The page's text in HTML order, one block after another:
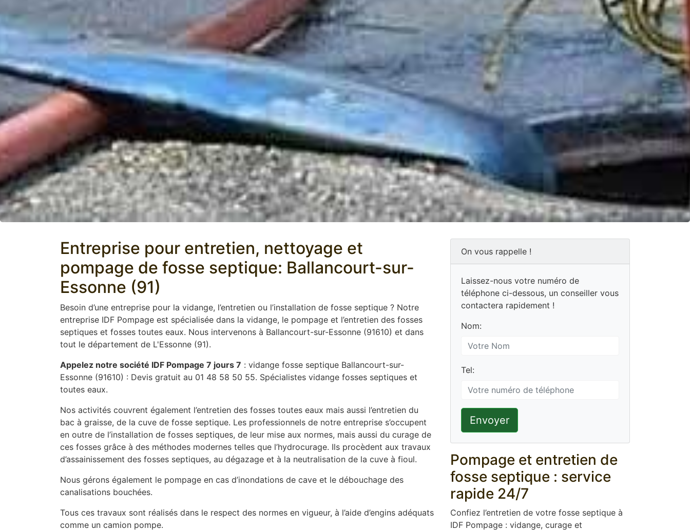
Entreprise pour entretien, nettoyage et
pompage de fosse septique: Ballancourt-sur-
Essonne (91)
Besoin d’une entreprise pour la vidange, l’entretien ou l’installation de fosse septique ? Notre
entreprise IDF Pompage est spécialisée dans la vidange, le pompage et l’entretien des fosses
septiques et fosses toutes eaux. Nous intervenons à Ballancourt-sur-Essonne (91610) et dans
tout le département de L'Essonne (91).
Appelez notre société IDF Pompage 7 jours 7 : vidange fosse septique Ballancourt-sur-
Essonne (91610) : Devis gratuit au 01 48 58 50 55. Spécialistes vidange fosses septiques et
toutes eaux.
Nos activités couvrent également l’entretien des fosses toutes eaux mais aussi l’entretien du
bac à graisse, de la cuve de fosse septique. Les professionnels de notre entreprise s’occupent
en outre de l’installation de fosses septiques, de leur mise aux normes, mais aussi du curage de
ces fosses grâce à des méthodes modernes telles que l’hydrocurage. Ils procèdent aux travaux
d’assainissement des fosses septiques, au dégazage et à la neutralisation de la cuve à fioul.
Nous gérons également le pompage en cas d’inondations de cave et le débouchage des
canalisations bouchées.
Tous ces travaux sont réalisés dans le respect des normes en vigueur, à l’aide d’engins adéquats
comme un camion pompe.
On vous rappelle !
Laissez-nous votre numéro de
téléphone ci-dessous, un conseiller vous
contactera rapidement !
Nom:
Tel:
Envoyer
Pompage et entretien de
fosse septique : service
rapide 24/7
Confiez l’entretien de votre fosse septique à
IDF Pompage : vidange, curage et